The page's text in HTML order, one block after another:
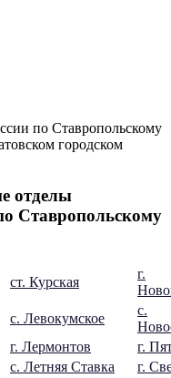
отделы
Ставропольскому
ст. Курская
г.
с. Левокумское
с.
г. Лермонтов
г.
с. Летняя Ставка
г.